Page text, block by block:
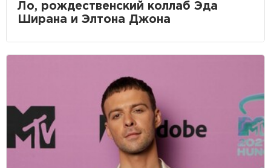
Ло, рождественский коллаб Эда
Ширана и Элтона Джона